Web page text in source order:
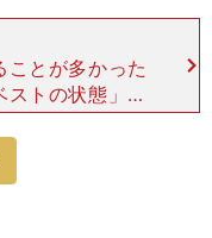
とが多かった
トの状態」だ
の高校野球生活
ームランも打